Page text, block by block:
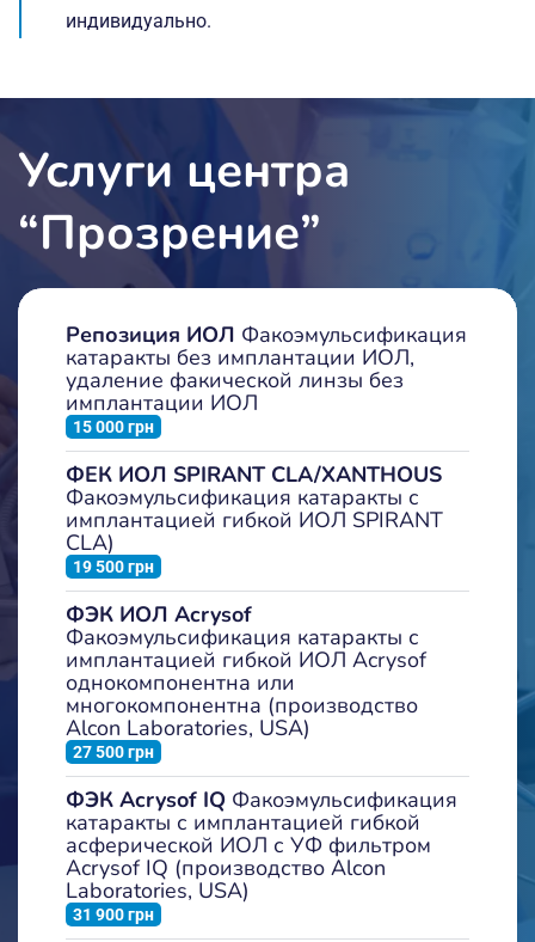
индивидуально.
Услуги центра
“Прозрение”
Репозиция ИОЛ Факоэмульсификация
катаракты без имплантации ИОЛ,
удаление факической линзы без
имплантации ИОЛ
15 000 грн
ФЕК ИОЛ SPIRANT CLA/XANTHOUS
Факоэмульсификация катаракты с
имплантацией гибкой ИОЛ SPIRANT
CLA)
19 500 грн
ФЭК ИОЛ Acrysof
Факоэмульсификация катаракты с
имплантацией гибкой ИОЛ Acrysof
однокомпонентна или
многокомпонентна (производство
Alcon Laboratories, USA)
27 500 грн
ФЭК Acrysof IQ Факоэмульсификация
катаракты с имплантацией гибкой
асферической ИОЛ с УФ фильтром
Acrysof IQ (производство Alcon
Laboratories, USA)
31 900 грн